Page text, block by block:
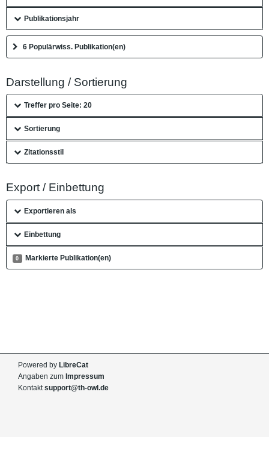
Publikationsjahr
6 Populärwiss. Publikation(en)
Darstellung / Sortierung
Treffer pro Seite: 20
Sortierung
Zitationsstil
Export / Einbettung
Exportieren als
Einbettung
0 Markierte Publikation(en)
Powered by LibreCat
Angaben zum Impressum
Kontaktsupport@th-owl.de